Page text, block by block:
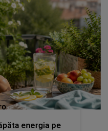
energia pe